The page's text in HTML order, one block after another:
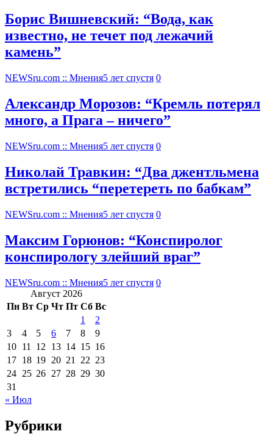
Борис Вишневский: “Вода, как
известно, не течет под лежачий
камень”
NEWSru.com :: Мнения5 лет спустя 0
Александр Морозов: “Кремль потерял
много, а Прага – ничего”
NEWSru.com :: Мнения5 лет спустя 0
Николай Травкин: “Два джентльмена
встретились “перетереть по бабкам”
NEWSru.com :: Мнения5 лет спустя 0
Максим Горюнов: “Конспиролог
конспирологу злейший враг”
NEWSru.com :: Мнения5 лет спустя 0
Август 2026
Пн Вт Ср Чт Пт Сб Вс
1
2
3
4 5 6 7 8
9
10 11 12 13 14 15 16
17 18 19 20 21 22 23
24 25 26 27 28 29 30
31
« Июл
Рубрики